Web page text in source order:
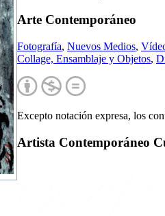
Arte Contemporáneo
Fotografía, Nuevos Medios,
Collage, Ensamblaje y Objetos,
Excepto notación expresa, los
Artista Contemporáneo